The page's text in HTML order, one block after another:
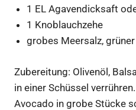
1 EL Agavendicksaft
1 Knoblauchzehe
grobes Meersalz,
Zubereitung: Olivenöl,
in einer Schüssel
Avocado in grobe Stücke